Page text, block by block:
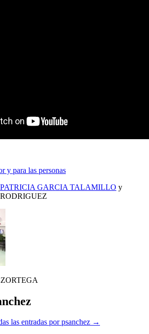
y para las personas
PATRICIA GARCIA TALAMILLO y
las entradas por psanchez →